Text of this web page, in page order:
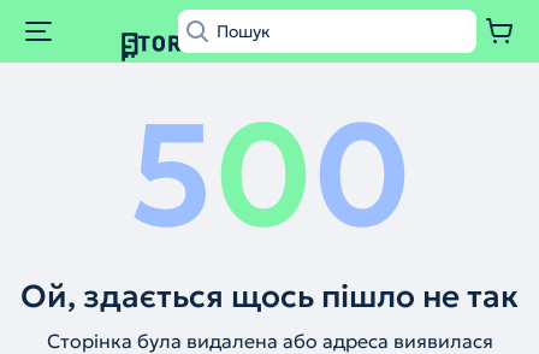
500
Ой, здається щось пішло не так
Сторінка була видалена або адреса виявилася